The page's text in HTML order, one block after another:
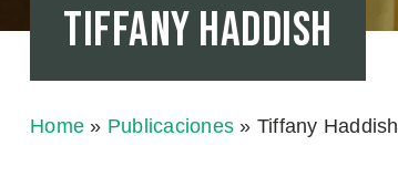
Tiffany Haddish
Home » Publicaciones » Tiffany Haddish